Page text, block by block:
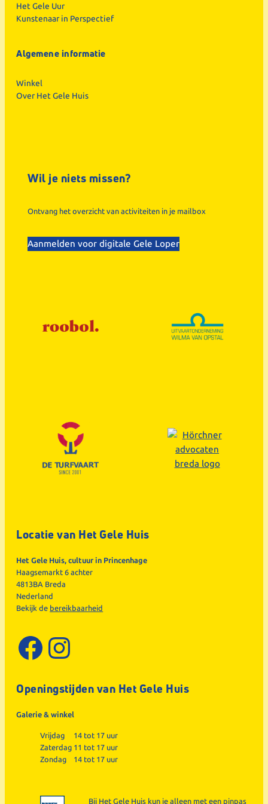
Het Gele Uur
Kunstenaar in Perspectief
Algemene informatie
Winkel
Over Het Gele Huis
Wil je niets missen?
Ontvang het overzicht van activiteiten in je mailbox
Aanmelden voor digitale Gele Loper
Locatie van Het Gele Huis
Het Gele Huis, cultuur in Princenhage
Haagsemarkt 6 achter
4813BA Breda
Nederland
Bekijk de bereikbaarheid
Facebook
Instagram
Openingstijden van Het Gele Huis
Galerie & winkel
Vrijdag
14 tot 17 uur
Zaterdag 11 tot 17 uur
Zondag
14 tot 17 uur
Bij Het Gele Huis kun je alleen met een pinpas